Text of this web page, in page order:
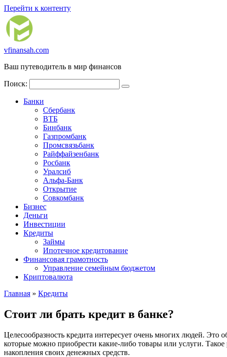
Перейти к контенту
vfinansah.com
Ваш путеводитель в мир финансов
Поиск:
Банки
Сбербанк
ВТБ
Бинбанк
Газпромбанк
Промсвязьбанк
Райффайзенбанк
Росбанк
Уралсиб
Альфа-Банк
Открытие
Совкомбанк
Бизнес
Деньги
Инвестиции
Кредиты
Займы
Ипотечное кредитование
Финансовая грамотность
Управление семейным бюджетом
Криптовалюта
Главная » Кредиты
Стоит ли брать кредит в банке?
Целесообразность кредита интересует очень многих людей. Это
которые можно приобрести какие-либо товары или услуги.
накопления своих денежных средств.